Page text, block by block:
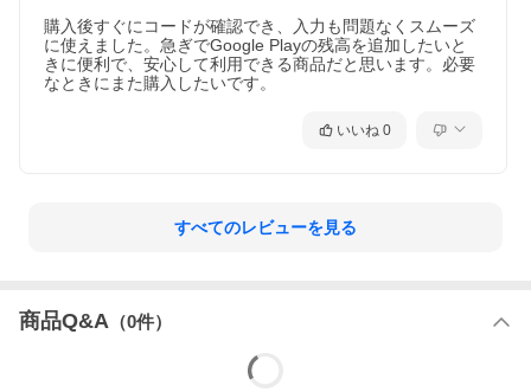
購入後すぐにコードが確認でき、入力も問題なくスムーズ
に使えました。急ぎでGoogle Playの残高を追加したいと
きに便利で、安心して利用できる商品だと思います。必要
なときにまた購入したいです。
いいね 0
すべてのレビューを見る
商品Q&A （0件）